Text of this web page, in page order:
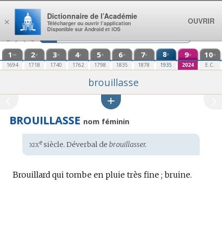
Aller au contenu
1 re
1694
2e
1718
3e
1740
4e
1762
5e
1798
6e
1835
7e
1878
8e
1935
9e
2024
10e
E.C.
brouillasse
BROUILLASSE nom féminin
Étymologie
:
xixesiècle. Déverbal de brouillasser.
Brouillard qui tombe en pluie très fine ; bruine.
×
Dictionnaire de l’Académie
Télécharger ou ouvrir l’application
Disponible sur Android et iOS
OUVRIR